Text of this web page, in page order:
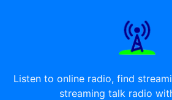
Listen to online radio, find
streaming talk radio